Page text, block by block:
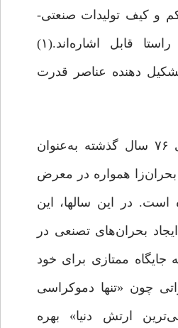
و کیف تولیدات صنعتی-
کشاورزی در همین راستا قابل اشاره‌اند.(۱)
دهنده عناصر قدرت
رژیم صهیونیستی طی ۷۶ سال گذشته به‌عنوان
همواره در معرض
است. در این سال­ها، این
بحران‌های تصنعی در
ممتازی برای خود
چون «تنها دموکراسی
ارتش دنیا» بهره